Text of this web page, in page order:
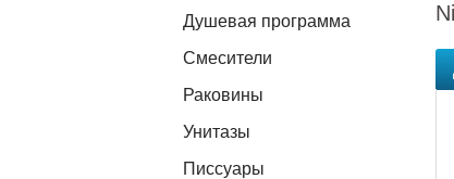
Душевая программа
Смесители
Раковины
Унитазы
Писсуары